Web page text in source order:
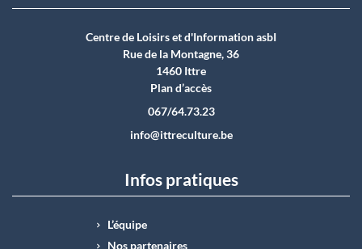
Centre de Loisirs et d'Information asbI
Rue de la Montagne, 36
1460 Ittre
Plan d’accès
067/64.73.23
info@ittreculture.be
Infos pratiques
L’équipe
Nos partenaires